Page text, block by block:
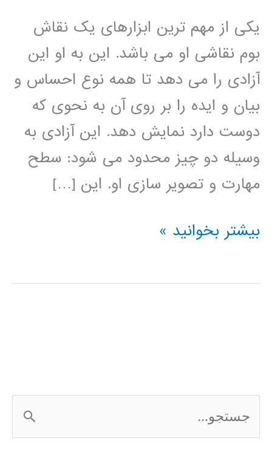
یکی از مهم ترین ابزارهای یک نقاش
بوم نقاشی او می باشد. این به او این
آزادی را می دهد تا همه نوع احساس و
بیان و ایده را بر روی آن به نحوی که
دوست دارد نمایش دهد. این آزادی به
وسیله دو چیز محدود می شود: سطح
مهارت و تصویر سازی او. این […]
آموزش
Canvas
بیشتر بخوانید »
س